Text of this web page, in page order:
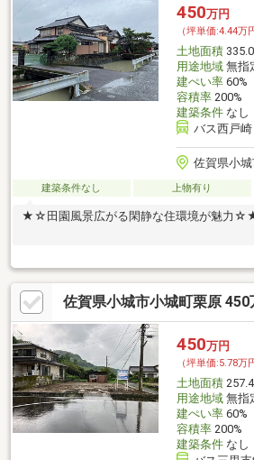
450万円
（坪単価:4.44万
土地面積
用途地域無指
建ぺい率60%
容積率200%
建築条件なし
バス西戸
佐賀県小
建築条件なし 上物有り
★☆田園風景広がる閑静な住環境が魅力
佐賀県小城市小城町栗原 450
450万円
（坪単価:5.78万
土地面積
用途地域無指
建ぺい率60%
容積率200%
建築条件なし